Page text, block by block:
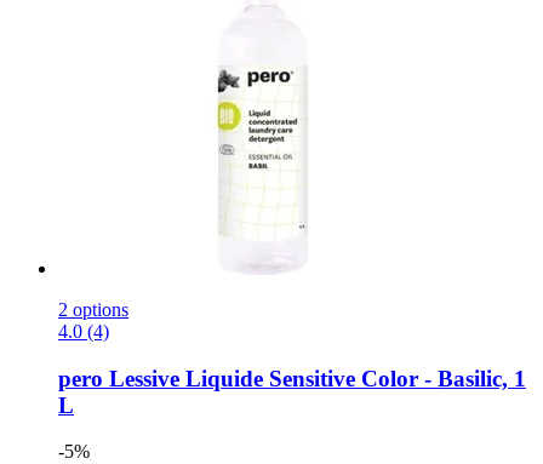
2 options
4.0 (4)
pero Lessive Liquide Sensitive Color -​ Basilic, 1
L
-5%